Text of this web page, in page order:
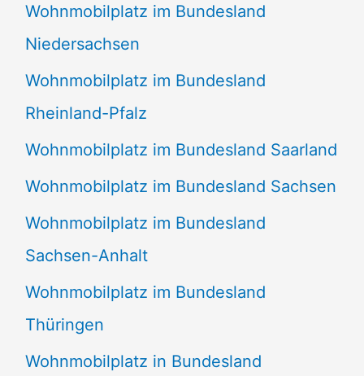
Wohnmobilplatz im Bundesland
Niedersachsen
Wohnmobilplatz im Bundesland
Rheinland-Pfalz
Wohnmobilplatz im Bundesland Saarland
Wohnmobilplatz im Bundesland Sachsen
Wohnmobilplatz im Bundesland
Sachsen-Anhalt
Wohnmobilplatz im Bundesland
Thüringen
Wohnmobilplatz in Bundesland